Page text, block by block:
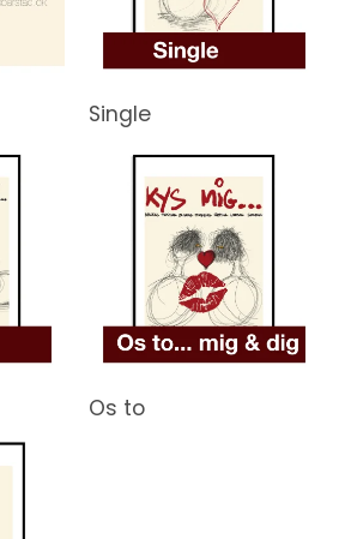
Single
Os to